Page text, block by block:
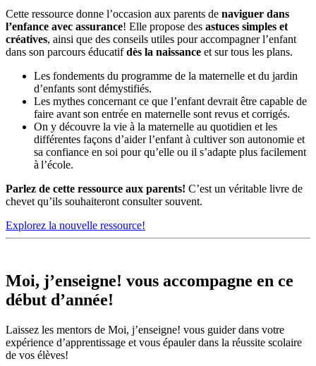
Cette ressource donne l’occasion aux parents de naviguer dans
l’enfance avec assurance! Elle propose des astuces simples et
créatives, ainsi que des conseils utiles pour accompagner l’enfant
dans son parcours éducatifdès la naissance et sur tous les plans.
Les fondements du programme de la maternelle et du jardin
d’enfants sont démystifiés.
Les mythes concernant ce que l’enfant devrait être capable de
faire avant son entrée en maternelle sont revus et corrigés.
On y découvre la vie à la maternelle au quotidien et les
différentes façons d’aider l’enfant à cultiver son autonomie et
sa confiance en soi pour qu’elle ou il s’adapte plus facilement
à l’école.
Parlez de cette ressource aux parents! C’est un véritable livre de
chevet qu’ils souhaiteront consulter souvent.
Explorez la nouvelle ressource!
Moi, j’enseigne! vous accompagne en ce
début d’année!
Laissez les mentors de Moi, j’enseigne! vous guider dans votre
expérience d’apprentissage et vous épauler dans la réussite scolaire
de vos élèves!